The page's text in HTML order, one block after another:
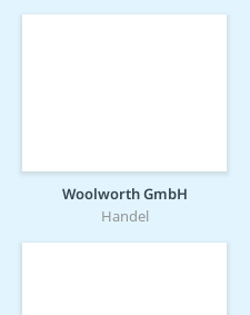
Woolworth GmbH
Handel